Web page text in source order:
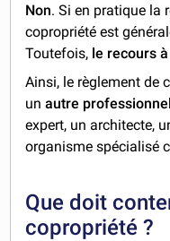
Non. Si en pratique la
copropriété est
Toutefois, le recours
Ainsi, le règlement de
unautre professionnel
expert, un architecte,
organisme spécialisé
Que doit
copropriété ?